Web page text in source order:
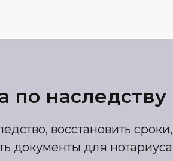
по
восстановить
документы для